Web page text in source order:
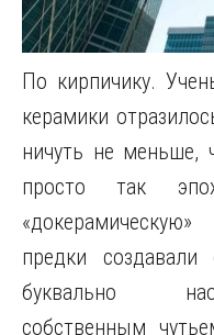
По кирпичику.
керамики
ничуть не меньше,
просто так
предки
буквально
собственным